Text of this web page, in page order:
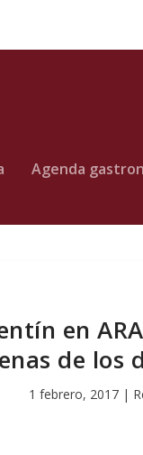
Agenda
en
de los
1 febrero, 2017|